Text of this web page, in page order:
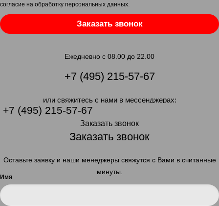
согласие на обработку персональных данных
Заказать звонок
Ежедневно с 08.00 до 22.00
+7 (495) 215-57-67
или свяжитесь с нами в мессенджерах:
+7 (495) 215-57-67
Заказать звонок
Заказать звонок
Оставьте заявку и наши менеджеры свяжутся с Вами в считанные
минуты.
Имя